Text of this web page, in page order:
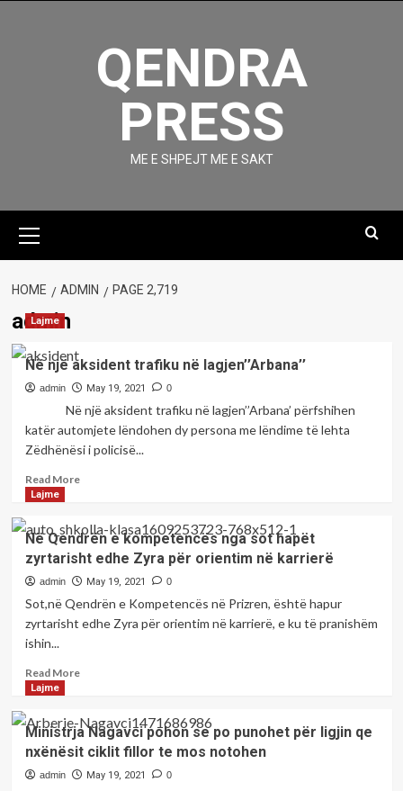
QENDRA
PRESS
ME E SHPEJT ME E SAKT
Menu
HOME ADMIN PAGE 2,719
admin
Lajme
Në një aksident trafiku në lagjen’’Arbana’’
admin May 19, 2021 0
Në një aksident trafiku në lagjen’’Arbana’ përfshihen
katër automjete lëndohen dy persona me lëndime të lehta
Zëdhënësi i policisë...
Read MoreRead
Në
një
aksident
trafiku
Lajme
Në Qendrën e kompetencës nga sot hapët
zyrtarisht edhe Zyra për orientim në karrierë
admin May 19, 2021 0
Sot,në Qendrën e Kompetencës në Prizren, është hapur
zyrtarisht edhe Zyra për orientim në karrierë, e ku të pranishëm
ishin...
Read MoreRead
Në
Qendrën
e
kompetencës
Lajme
Ministrja Nagavci pohon se po punohet për ligjin qe
nxënësit ciklit fillor te mos notohen
admin May 19, 2021 0